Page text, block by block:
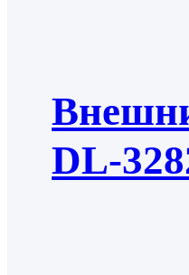
DL-